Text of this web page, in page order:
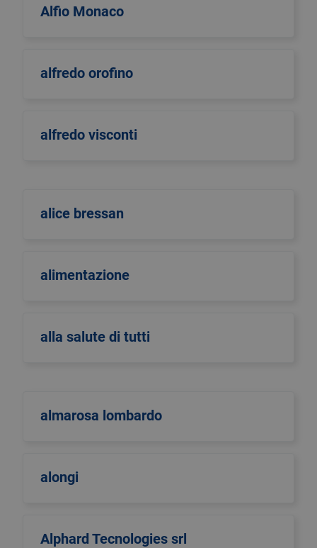
Alfio Monaco
alfredo orofino
alfredo visconti
alice bressan
alimentazione
alla salute di tutti
almarosa lombardo
alongi
Alphard Tecnologies srl